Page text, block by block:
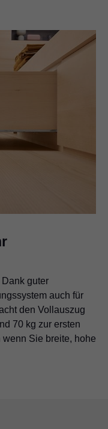
guter
auch für
den Vollauszug
70 kg zur ersten
Sie breite, hohe